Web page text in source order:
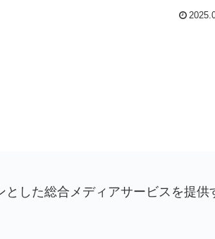
した総合メディアサービスを提供